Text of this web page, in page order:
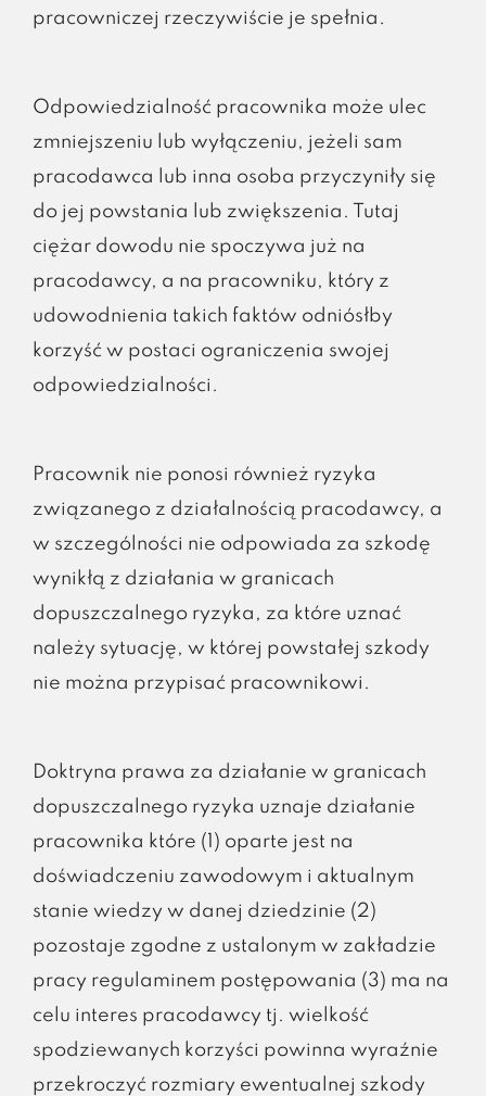
pracowniczej rzeczywiście je spełnia.
Odpowiedzialność pracownika może ulec
zmniejszeniu lub wyłączeniu, jeżeli sam
pracodawca lub inna osoba przyczyniły się
do jej powstania lub zwiększenia. Tutaj
ciężar dowodu nie spoczywa już na
pracodawcy, a na pracowniku, który z
udowodnienia takich faktów odniósłby
korzyść w postaci ograniczenia swojej
odpowiedzialności.
Pracownik nie ponosi również ryzyka
związanego z działalnością pracodawcy, a
w szczególności nie odpowiada za szkodę
wynikłą z działania w granicach
dopuszczalnego ryzyka, za które uznać
należy sytuację, w której powstałej szkody
nie można przypisać pracownikowi.
Doktryna prawa za działanie w granicach
dopuszczalnego ryzyka uznaje działanie
pracownika które (1) oparte jest na
doświadczeniu zawodowym i aktualnym
stanie wiedzy w danej dziedzinie (2)
pozostaje zgodne z ustalonym w zakładzie
pracy regulaminem postępowania (3) ma na
celu interes pracodawcy tj. wielkość
spodziewanych korzyści powinna wyraźnie
przekroczyć rozmiary ewentualnej szkody